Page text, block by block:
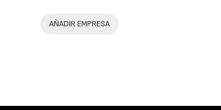
AÑADIR EMPRESA